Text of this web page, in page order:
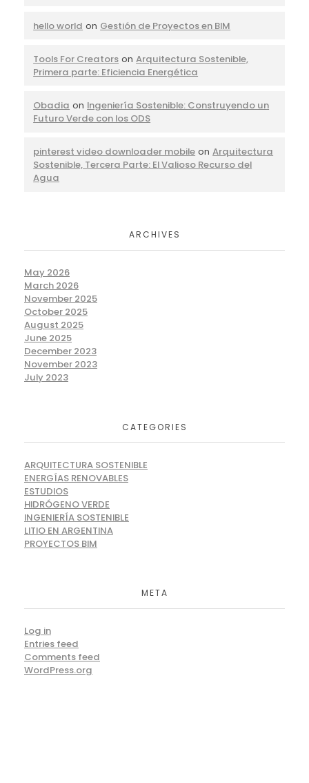
hello world on Gestión de Proyectos en BIM
Tools For Creators onArquitectura Sostenible,
Primera parte: Eficiencia Energética
Obadia on Ingeniería Sostenible: Construyendo un
Futuro Verde con los ODS
pinterest video downloader mobile onArquitectura
Sostenible, Tercera Parte: El Valioso Recurso del
Agua
ARCHIVES
May 2026
March 2026
November 2025
October 2025
August 2025
June 2025
December 2023
November 2023
July 2023
CATEGORIES
ARQUITECTURA SOSTENIBLE
ENERGÍAS RENOVABLES
ESTUDIOS
HIDRÓGENO VERDE
INGENIERÍA SOSTENIBLE
LITIO EN ARGENTINA
PROYECTOS BIM
META
Log in
Entries feed
Comments feed
WordPress.org